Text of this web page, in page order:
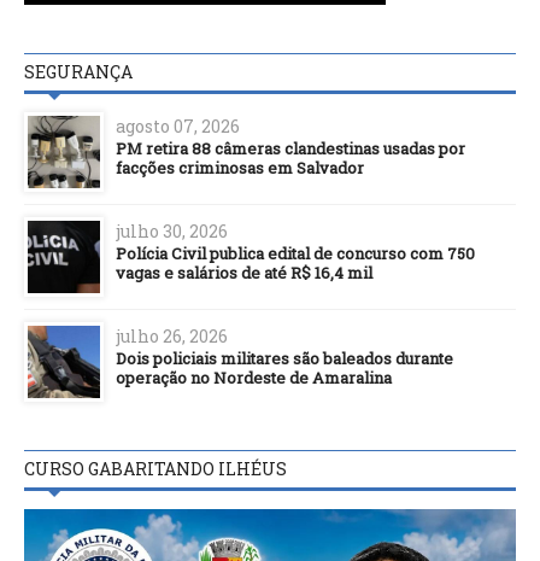
SEGURANÇA
agosto 07, 2026
PM retira 88 câmeras clandestinas usadas por
facções criminosas em Salvador
julho 30, 2026
Polícia Civil publica edital de concurso com 750
vagas e salários de até R$ 16,4 mil
julho 26, 2026
Dois policiais militares são baleados durante
operação no Nordeste de Amaralina
CURSO GABARITANDO ILHÉUS